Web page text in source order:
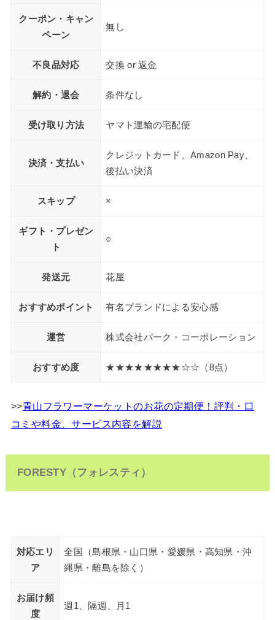
クーポン・キャン
ペーン
無し
不良品対応 交換 or 返金
解約・退会 条件なし
受け取り方法 ヤマト運輸の宅配便
決済・支払い
クレジットカード、Amazon Pay、
後払い決済
スキップ ×
ギフト・プレゼン
ト
○
発送元 花屋
おすすめポイント 有名ブランドによる安心感
運営 株式会社パーク・コーポレーション
おすすめ度 ★★★★★★★★☆☆（8点）
>>青山フラワーマーケットのお花の定期便！評判・口
コミや料金、サービス内容を解説
FORESTY（フォレスティ）
対応エリ
ア
全国（島根県・山口県・愛媛県・高知県・沖
縄県・離島を除く）
お届け頻
度
週1、隔週、月1